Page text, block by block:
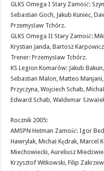
GLKS Omega I Stary Zamość:
Sebastian Goch, Jakub Kuniec,
Przemysław Tchórz.
GLKS Omega II Stary Zamość:
Krystian Janda, Bartosz
Trener: Przemysław Tchórz.
KS Legion Komarów: Jakub
Sebastian Malon, Matteo
Przyczyna, Wojciech Schab,
Edward Schab, Waldemar
Rocznik 2005:
AMSPN Hetman Zamość: Igor
Hawrylak, Michał Kędrak, Marcel
Miechowiecki, Aureliusz
Krzysztof Witkowski, Filip